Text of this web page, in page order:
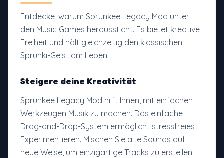
Entdecke, warum Sprunkee Legacy Mod unter
den Music Games heraussticht. Es bietet kreative
Freiheit und hält gleichzeitig den klassischen
Sprunki-Geist am Leben.
Steigere deine Kreativität
Sprunkee Legacy Mod hilft Ihnen, mit einfachen
Werkzeugen Musik zu machen. Das einfache
Drag-and-Drop-System ermöglicht stressfreies
Experimentieren. Mischen Sie alte Sounds auf
neue Weise, um einzigartige Tracks zu erstellen.